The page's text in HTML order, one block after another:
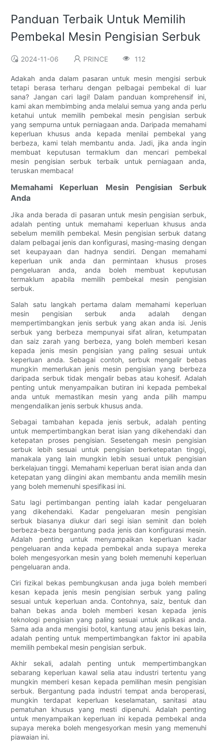
Panduan Terbaik Untuk Memilih
Pembekal Mesin Pengisian Serbuk
2024-11-06 PRINCE 112
Adakah anda dalam pasaran untuk mesin mengisi serbuk
tetapi berasa terharu dengan pelbagai pembekal di luar
sana? Jangan cari lagi! Dalam panduan komprehensif ini,
kami akan membimbing anda melalui semua yang anda perlu
ketahui untuk memilih pembekal mesin pengisian serbuk
yang sempurna untuk perniagaan anda. Daripada memahami
keperluan khusus anda kepada menilai pembekal yang
berbeza, kami telah membantu anda. Jadi, jika anda ingin
membuat keputusan termaklum dan mencari pembekal
mesin pengisian serbuk terbaik untuk perniagaan anda,
teruskan membaca!
Memahami Keperluan Mesin Pengisian Serbuk
Anda
Jika anda berada di pasaran untuk mesin pengisian serbuk,
adalah penting untuk memahami keperluan khusus anda
sebelum memilih pembekal. Mesin pengisian serbuk datang
dalam pelbagai jenis dan konfigurasi, masing-masing dengan
set keupayaan dan hadnya sendiri. Dengan memahami
keperluan unik anda dan permintaan khusus proses
pengeluaran anda, anda boleh membuat keputusan
termaklum apabila memilih pembekal mesin pengisian
serbuk.
Salah satu langkah pertama dalam memahami keperluan
mesin pengisian serbuk anda adalah dengan
mempertimbangkan jenis serbuk yang akan anda isi. Jenis
serbuk yang berbeza mempunyai sifat aliran, ketumpatan
dan saiz zarah yang berbeza, yang boleh memberi kesan
kepada jenis mesin pengisian yang paling sesuai untuk
keperluan anda. Sebagai contoh, serbuk mengalir bebas
mungkin memerlukan jenis mesin pengisian yang berbeza
daripada serbuk tidak mengalir bebas atau kohesif. Adalah
penting untuk menyampaikan butiran ini kepada pembekal
anda untuk memastikan mesin yang anda pilih mampu
mengendalikan jenis serbuk khusus anda.
Sebagai tambahan kepada jenis serbuk, adalah penting
untuk mempertimbangkan berat isian yang dikehendaki dan
ketepatan proses pengisian. Sesetengah mesin pengisian
serbuk lebih sesuai untuk pengisian berketepatan tinggi,
manakala yang lain mungkin lebih sesuai untuk pengisian
berkelajuan tinggi. Memahami keperluan berat isian anda dan
ketepatan yang diingini akan membantu anda memilih mesin
yang boleh memenuhi spesifikasi ini.
Satu lagi pertimbangan penting ialah kadar pengeluaran
yang dikehendaki. Kadar pengeluaran mesin pengisian
serbuk biasanya diukur dari segi isian seminit dan boleh
berbeza-beza bergantung pada jenis dan konfigurasi mesin.
Adalah penting untuk menyampaikan keperluan kadar
pengeluaran anda kepada pembekal anda supaya mereka
boleh mengesyorkan mesin yang boleh memenuhi keperluan
pengeluaran anda.
Ciri fizikal bekas pembungkusan anda juga boleh memberi
kesan kepada jenis mesin pengisian serbuk yang paling
sesuai untuk keperluan anda. Contohnya, saiz, bentuk dan
bahan bekas anda boleh memberi kesan kepada jenis
teknologi pengisian yang paling sesuai untuk aplikasi anda.
Sama ada anda mengisi botol, kantung atau jenis bekas lain,
adalah penting untuk mempertimbangkan faktor ini apabila
memilih pembekal mesin pengisian serbuk.
Akhir sekali, adalah penting untuk mempertimbangkan
sebarang keperluan kawal selia atau industri tertentu yang
mungkin memberi kesan kepada pemilihan mesin pengisian
serbuk. Bergantung pada industri tempat anda beroperasi,
mungkin terdapat keperluan keselamatan, sanitasi atau
pematuhan khusus yang mesti dipenuhi. Adalah penting
untuk menyampaikan keperluan ini kepada pembekal anda
supaya mereka boleh mengesyorkan mesin yang memenuhi
piawaian ini.